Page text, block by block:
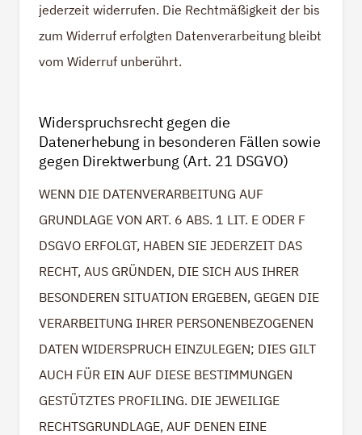
jederzeit widerrufen. Die Rechtmäßigkeit der bis
zum Widerruf erfolgten Datenverarbeitung bleibt
vom Widerruf unberührt.
Widerspruchsrecht gegen die
Datenerhebung in besonderen Fällen sowie
gegen Direktwerbung (Art. 21 DSGVO)
WENN DIE DATENVERARBEITUNG AUF
GRUNDLAGE VON ART. 6 ABS. 1 LIT. E ODER F
DSGVO ERFOLGT, HABEN SIE JEDERZEIT DAS
RECHT, AUS GRÜNDEN, DIE SICH AUS IHRER
BESONDEREN SITUATION ERGEBEN, GEGEN DIE
VERARBEITUNG IHRER PERSONENBEZOGENEN
DATEN WIDERSPRUCH EINZULEGEN; DIES GILT
AUCH FÜR EIN AUF DIESE BESTIMMUNGEN
GESTÜTZTES PROFILING. DIE JEWEILIGE
RECHTSGRUNDLAGE, AUF DENEN EINE